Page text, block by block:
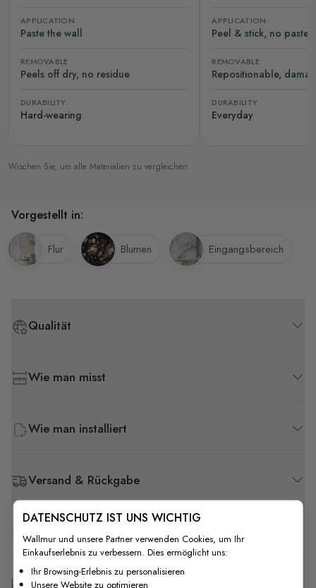
APPLICATION
Paste the wall
REMOVABLE
Peels off dry, no residue
DURABILITY
Hard-wearing
APPLICATION
Peel & stick, no paste
REMOVABLE
Repositionable,
DURABILITY
Everyday
Wischen Sie, um alle Materialien zu vergleichen
Qualität
Wie man misst
Wie man installiert
Versand & Rückgabe
F.A.Q
Kostenlose Anpassung
Vorgestellt in:
Flur Blumen Eingangsbereich
DATENSCHUTZ IST UNS WICHTIG
Wallmur und unsere Partner verwenden Cookies, um Ihr
Einkaufserlebnis zu verbessern. Dies ermöglicht uns:
Ihr Browsing-Erlebnis zu personalisieren
Unsere Website zu optimieren